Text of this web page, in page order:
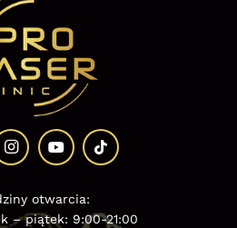
otwarcia:
– piątek: 9:00-21:00